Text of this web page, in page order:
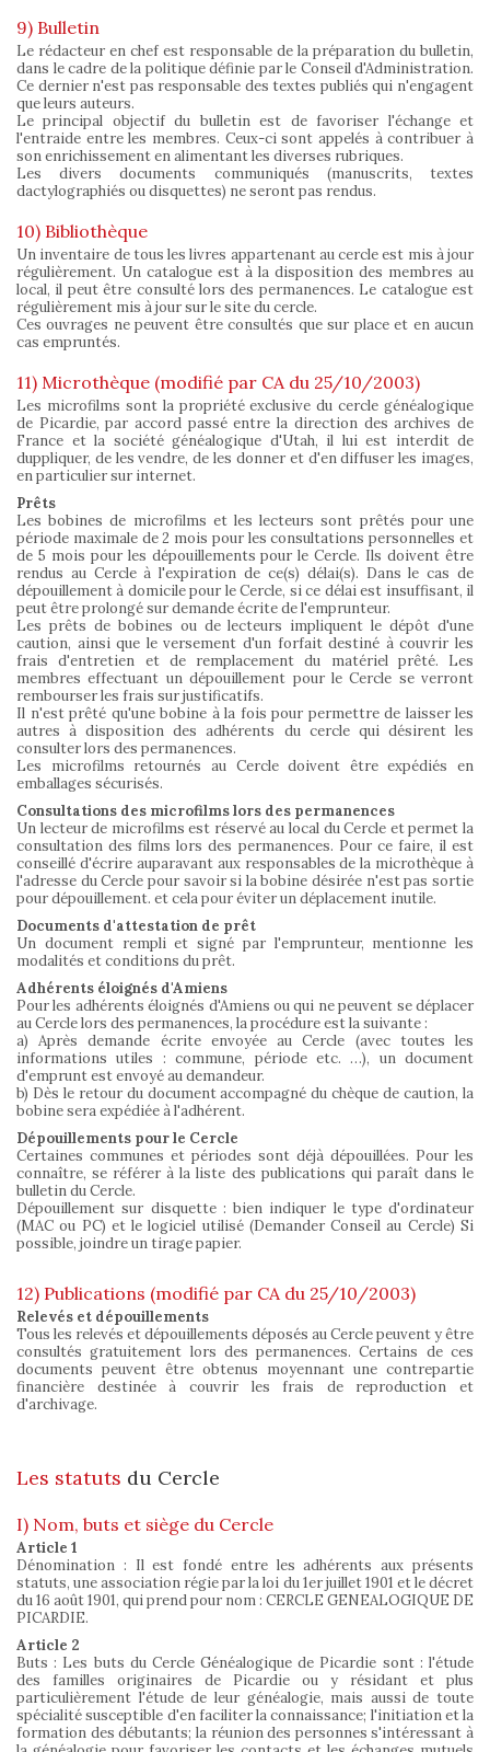
9) Bulletin
Le rédacteur en chef est responsable de la préparation du bulletin,
dans le cadre de la politique définie par le Conseil d'Administration.
Ce dernier n'est pas responsable des textes publiés qui n'engagent
que leurs auteurs.
Le principal objectif du bulletin est de favoriser l'échange et
l'entraide entre les membres. Ceux-ci sont appelés à contribuer à
son enrichissement en alimentant les diverses rubriques.
Les divers documents communiqués (manuscrits, textes
dactylographiés ou disquettes) ne seront pas rendus.
10) Bibliothèque
Un inventaire de tous les livres appartenant au cercle est mis à jour
régulièrement. Un catalogue est à la disposition des membres au
local, il peut être consulté lors des permanences. Le catalogue est
régulièrement mis à jour sur le site du cercle.
Ces ouvrages ne peuvent être consultés que sur place et en aucun
cas empruntés.
11) Microthèque (modifié par CA du 25/10/2003)
Les microfilms sont la propriété exclusive du cercle généalogique
de Picardie, par accord passé entre la direction des archives de
France et la société généalogique d'Utah, il lui est interdit de
duppliquer, de les vendre, de les donner et d'en diffuser les images,
en particulier sur internet.
Prêts
Les bobines de microfilms et les lecteurs sont prêtés pour une
période maximale de 2 mois pour les consultations personnelles et
de 5 mois pour les dépouillements pour le Cercle. Ils doivent être
rendus au Cercle à l'expiration de ce(s) délai(s). Dans le cas de
dépouillement à domicile pour le Cercle, si ce délai est insuffisant, il
peut être prolongé sur demande écrite de l'emprunteur.
Les prêts de bobines ou de lecteurs impliquent le dépôt d'une
caution, ainsi que le versement d'un forfait destiné à couvrir les
frais d'entretien et de remplacement du matériel prêté. Les
membres effectuant un dépouillement pour le Cercle se verront
rembourser les frais sur justificatifs.
Il n'est prêté qu'une bobine à la fois pour permettre de laisser les
autres à disposition des adhérents du cercle qui désirent les
consulter lors des permanences.
Les microfilms retournés au Cercle doivent être expédiés en
emballages sécurisés.
Consultations des microfilms lors des permanences
Un lecteur de microfilms est réservé au local du Cercle et permet la
consultation des films lors des permanences. Pour ce faire, il est
conseillé d'écrire auparavant aux responsables de la microthèque à
l'adresse du Cercle pour savoir si la bobine désirée n'est pas sortie
pour dépouillement. et cela pour éviter un déplacement inutile.
Documents d'attestation de prêt
Un document rempli et signé par l'emprunteur, mentionne les
modalités et conditions du prêt.
Adhérents éloignés d'Amiens
Pour les adhérents éloignés d'Amiens ou qui ne peuvent se déplacer
au Cercle lors des permanences, la procédure est la suivante :
a) Après demande écrite envoyée au Cercle (avec toutes les
informations utiles : commune, période etc. …), un document
d'emprunt est envoyé au demandeur.
b) Dès le retour du document accompagné du chèque de caution, la
bobine sera expédiée à l'adhérent.
Dépouillements pour le Cercle
Certaines communes et périodes sont déjà dépouillées. Pour les
connaître, se référer à la liste des publications qui paraît dans le
bulletin du Cercle.
Dépouillement sur disquette : bien indiquer le type d'ordinateur
(MAC ou PC) et le logiciel utilisé (Demander Conseil au Cercle) Si
possible, joindre un tirage papier.
12) Publications (modifié par CA du 25/10/2003)
Relevés et dépouillements
Tous les relevés et dépouillements déposés au Cercle peuvent y être
consultés gratuitement lors des permanences. Certains de ces
documents peuvent être obtenus moyennant une contrepartie
financière destinée à couvrir les frais de reproduction et
d'archivage.
Les statuts du Cercle
I) Nom, buts et siège du Cercle
Article 1
Dénomination : Il est fondé entre les adhérents aux présents
statuts, une association régie par la loi du 1er juillet 1901 et le décret
du 16 août 1901, qui prend pour nom : CERCLE GENEALOGIQUE DE
PICARDIE.
Article 2
Buts : Les buts du Cercle Généalogique de Picardie sont : l'étude
des familles originaires de Picardie ou y résidant et plus
particulièrement l'étude de leur généalogie, mais aussi de toute
spécialité susceptible d'en faciliter la connaissance; l'initiation et la
formation des débutants; la réunion des personnes s'intéressant à